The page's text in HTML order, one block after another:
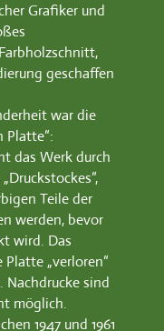
Grafiker und
geschaffen
war die
Platte“:
das Werk durch
Teile der
werden, bevor
wird. Das
„verloren“
sind
möglich.
1947 und 1961